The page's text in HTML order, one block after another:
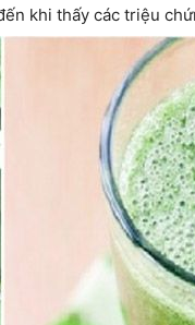
khi thấy các triệu